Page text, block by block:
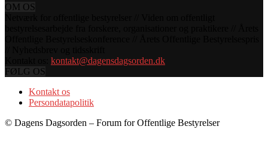
OM OS
kontakt@dagensdagsorden.dk
FØLG OS
Kontakt os
Persondatapolitik
© Dagens Dagsorden – Forum for Offentlige Bestyrelser